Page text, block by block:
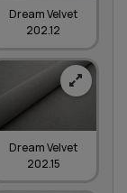
Dream Velvet
202.12
Dream Velvet
202.15